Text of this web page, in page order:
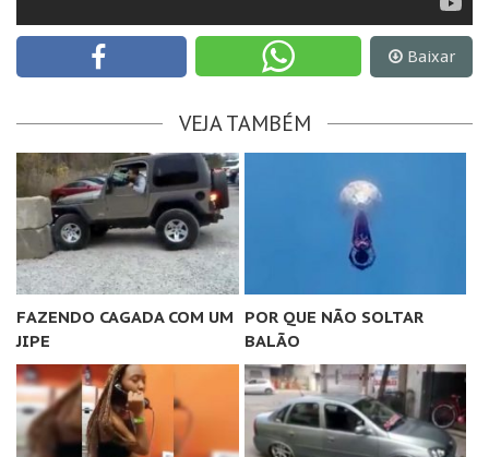
Baixar
VEJA TAMBÉM
FAZENDO CAGADA COM UM
JIPE
POR QUE NÃO SOLTAR
BALÃO